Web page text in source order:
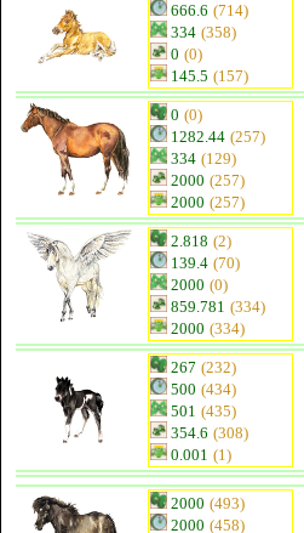
666.6 (714)
334 (358)
0 (0)
145.5 (157)
0 (0)
1282.44 (257)
334 (129)
2000 (257)
2000 (257)
2.818 (2)
139.4 (70)
2000 (0)
859.781 (334)
2000 (334)
267 (232)
500 (434)
501 (435)
354.6 (308)
0.001 (1)
2000 (493)
2000 (458)